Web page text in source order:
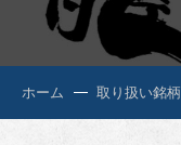
ホーム 取り扱い銘柄